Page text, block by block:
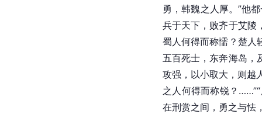
勇，韩魏之人厚。”他
兵于天下，败齐于艾陵
蜀人何得而称懦？楚人
五百死士 ，东奔海岛
攻强，以小取大，则越
之人何得而称锐？
在刑赏之间，勇之与怯